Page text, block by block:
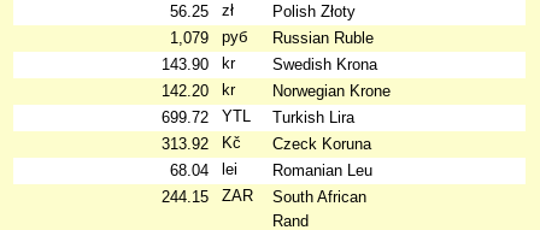
56.25
zł
Polish Złoty
1,079
руб
Russian Ruble
143.90
kr
Swedish Krona
142.20
kr
Norwegian Krone
699.72
YTL
Turkish Lira
313.92
Kč
Czeck Koruna
68.04
lei
Romanian Leu
244.15
ZAR
South African
Rand